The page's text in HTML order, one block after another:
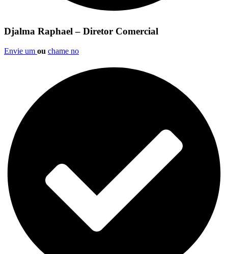
Djalma Raphael – Diretor Comercial
Envie um ou chame no